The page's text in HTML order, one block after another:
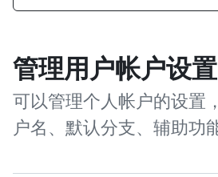
管理用户帐户设置
可以管理个人帐户的设置
户名、默认分支、辅助功